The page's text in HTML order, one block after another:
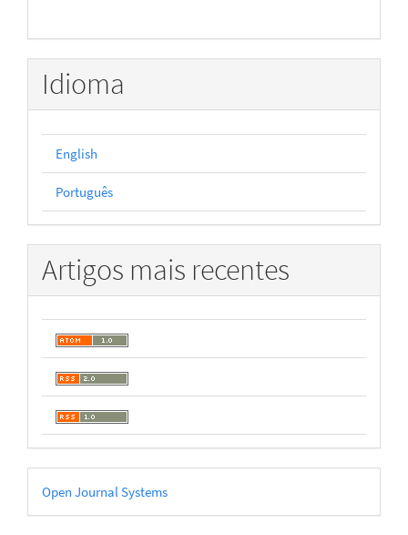
Idioma
English
Português
Artigos mais recentes
Desenvolvido
por
Open Journal Systems